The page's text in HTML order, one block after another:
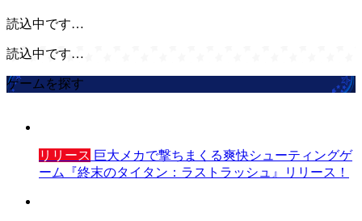
読込中です…
読込中です…
ゲームを探す
リリース 巨大メカで撃ちまくる爽快シューティングゲ
ーム『終末のタイタン：ラストラッシュ』リリース！